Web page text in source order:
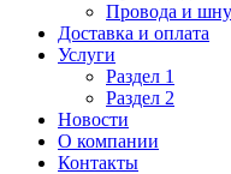
Провода и
Доставка и оплата
Услуги
Раздел 1
Раздел 2
Новости
О компании
Контакты